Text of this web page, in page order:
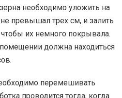
необходимо уложить на
превышал трех см, и залить
их немного покрывала.
должна находиться
перемешивать
проводится тогда, когда